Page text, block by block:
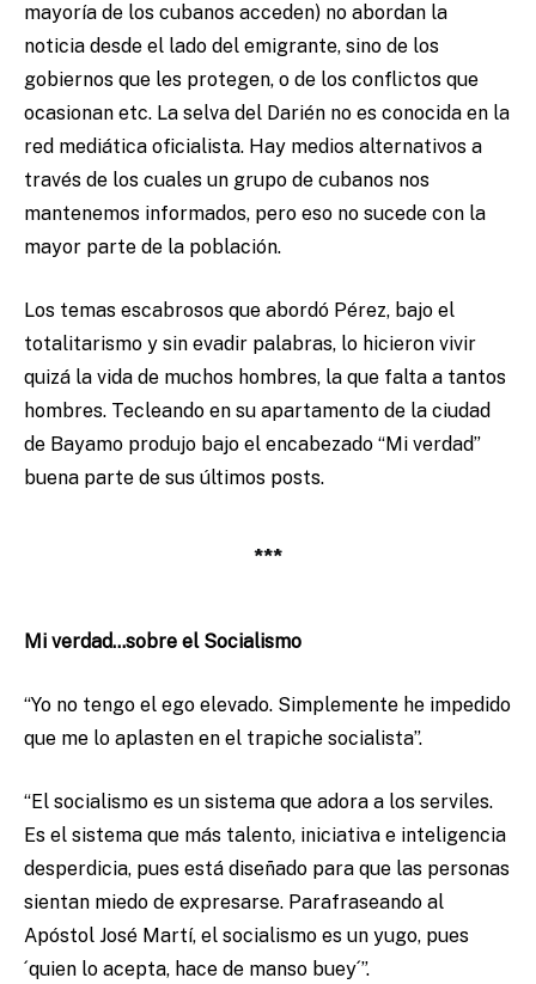
mayoría de los cubanos acceden) no abordan la
noticia desde el lado del emigrante, sino de los
gobiernos que les protegen, o de los conflictos que
ocasionan etc. La selva del Darién no es conocida en la
red mediática oficialista. Hay medios alternativos a
través de los cuales un grupo de cubanos nos
mantenemos informados, pero eso no sucede con la
mayor parte de la población.
Los temas escabrosos que abordó Pérez, bajo el
totalitarismo y sin evadir palabras, lo hicieron vivir
quizá la vida de muchos hombres, la que falta a tantos
hombres. Tecleando en su apartamento de la ciudad
de Bayamo produjo bajo el encabezado “Mi verdad”
buena parte de sus últimos posts.
***
Mi verdad…sobre el Socialismo
“Yo no tengo el ego elevado. Simplemente he impedido
que me lo aplasten en el trapiche socialista”.
“El socialismo es un sistema que adora a los serviles.
Es el sistema que más talento, iniciativa e inteligencia
desperdicia, pues está diseñado para que las personas
sientan miedo de expresarse. Parafraseando al
Apóstol José Martí, el socialismo es un yugo, pues
´quien lo acepta, hace de manso buey´”.